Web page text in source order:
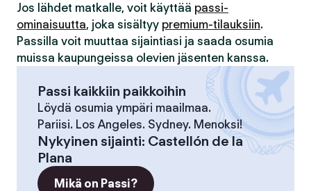
Jos lähdet matkalle, voit käyttää passi-
ominaisuutta, joka sisältyy premium-tilauksiin.
Passilla voit muuttaa sijaintiasi ja saada osumia
muissa kaupungeissa olevien jäsenten kanssa.
Passi kaikkiin paikkoihin
Löydä osumia ympäri maailmaa.
Pariisi. Los Angeles. Sydney. Menoksi!
Nykyinen sijainti: Castellón de la
Plana
Mikä on Passi?